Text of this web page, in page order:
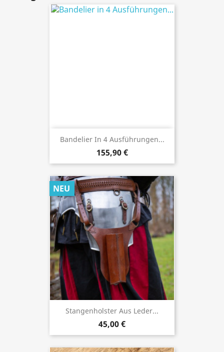
Bandelier In 4 Ausführungen...
155,90 €
Stangenholster Aus Leder...
45,00 €
NEU